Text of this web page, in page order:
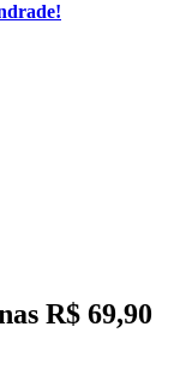
R$ 69,90